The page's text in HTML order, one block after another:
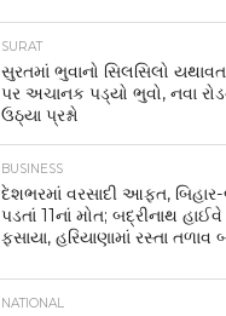
SURAT
સુરતમાં ભુવાનો સિલસિલો
પર અચાનક પડ્યો ભુવો, નવા
ઉઠ્યા પ્રશ્નો
BUSINESS
દેશભરમાં વરસાદી આફત,
પડતાં 11નાં મોત; બદ્રીનાથ
ફસાયા, હરિયાણામાં રસ્તા તળાવ
NATIONAL